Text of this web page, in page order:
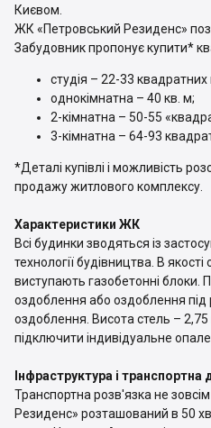
Києвом.
ЖК «Петровський Резиденс»
Забудовник пропонує купити*
студія – 22-33 квадратних
однокімнатна – 40 кв. м;
2-кімнатна – 50-55
3-кімнатна – 64-93
*Деталі купівлі і можливість
продажу житлового комплексу.
Характеристики ЖК
Всі будинки зводяться із
технології будівництва. В
виступають газобетонні блоки.
оздоблення або оздоблення під
оздоблення. Висота стель –
підключити індивідуальне
Інфраструктура і транспортна
Транспортна розв'язка не
Резиденс» розташований в 50